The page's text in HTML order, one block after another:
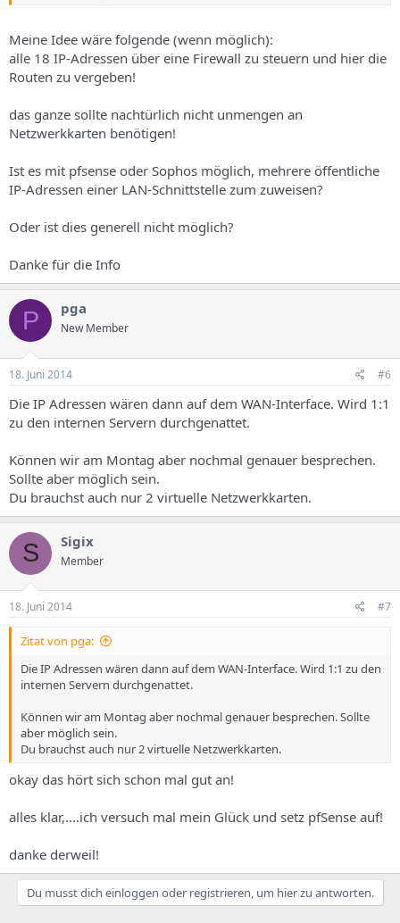
Meine Idee wäre folgende (wenn möglich):
alle 18 IP-Adressen über eine Firewall zu steuern und hier die
Routen zu vergeben!
das ganze sollte nachtürlich nicht unmengen an
Netzwerkkarten benötigen!
Ist es mit pfsense oder Sophos möglich, mehrere öffentliche
IP-Adressen einer LAN-Schnittstelle zum zuweisen?
Oder ist dies generell nicht möglich?
Danke für die Info
P pga
New Member
18. Juni 2014 #6
Die IP Adressen wären dann auf dem WAN-Interface. Wird 1:1
zu den internen Servern durchgenattet.
Können wir am Montag aber nochmal genauer besprechen.
Sollte aber möglich sein.
Du brauchst auch nur 2 virtuelle Netzwerkkarten.
S Sigix
Member
18. Juni 2014 #7
Zitat von pga:
Die IP Adressen wären dann auf dem WAN-Interface. Wird 1:1 zu den
internen Servern durchgenattet.
Können wir am Montag aber nochmal genauer besprechen. Sollte
aber möglich sein.
Du brauchst auch nur 2 virtuelle Netzwerkkarten.
okay das hört sich schon mal gut an!
alles klar,....ich versuch mal mein Glück und setz pfSense auf!
danke derweil!
Du musst dich einloggen oder registrieren, um hier zu antworten.